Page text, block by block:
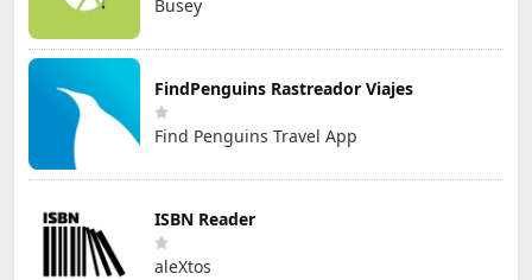
Busey
FindPenguins Rastreador Viajes
Find Penguins Travel App
ISBN Reader
aleXtos